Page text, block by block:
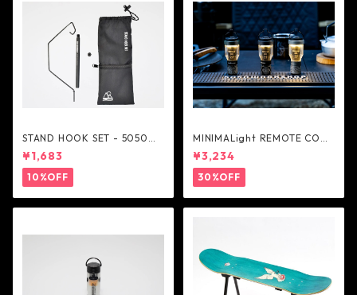
STAND HOOK SET - 5050W
ORKSHOP
¥1,683
10%OFF
MINIMALight REMOTE CONT
ROL 2.0 - 5050WORKSHOP
¥3,234
30%OFF